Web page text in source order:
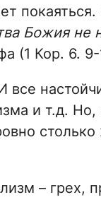
покаяться.
Божия не
(1 Кор. 6. 9-
и т.д. Но,
– грех,